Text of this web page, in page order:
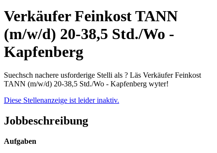
Verkäufer Feinkost TANN
(m/w/d) 20-38,5 Std./Wo -
Kapfenberg
Suechsch nachere usforderige Stelli als ? Läs Verkäufer Feinkost
TANN (m/w/d) 20-38,5 Std./Wo - Kapfenberg wyter!
Diese Stellenanzeige ist leider inaktiv.
Jobbeschreibung
Aufgaben